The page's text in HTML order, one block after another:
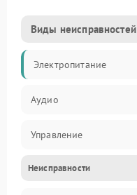
Виды неисправностей
Электропитание
Аудио
Управление
Аудио/Связь
Неисправности